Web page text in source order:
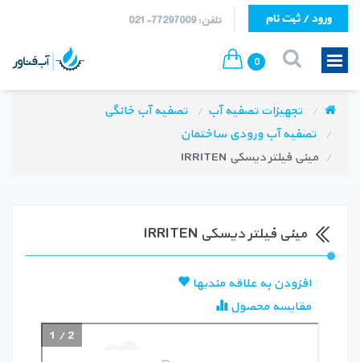
تلفن: 77297009-021 ورود / ثبت نام
0
تجهیزات تصفیه آب
تصفیه آب خانگی
تصفیه آب ورودی ساختمان
مینی فیلتر دیسکی IRRITEN
مینی فیلتر دیسکی IRRITEN
افزودن به علاقه مندیها
مقایسه محصول
1 /2